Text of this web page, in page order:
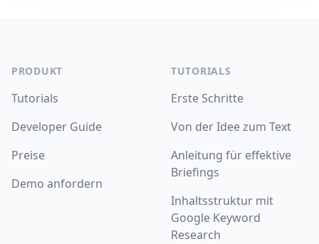
PRODUKT
Tutorials
Developer Guide
Preise
Demo anfordern
TUTORIALS
Erste Schritte
Von der Idee zum Text
Anleitung für effektive
Briefings
Inhaltsstruktur mit
Google Keyword
Research